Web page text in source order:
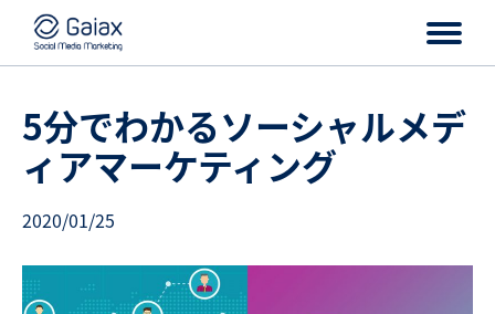
5分でわかるソーシャルメデ
ィアマーケティング
2020/01/25